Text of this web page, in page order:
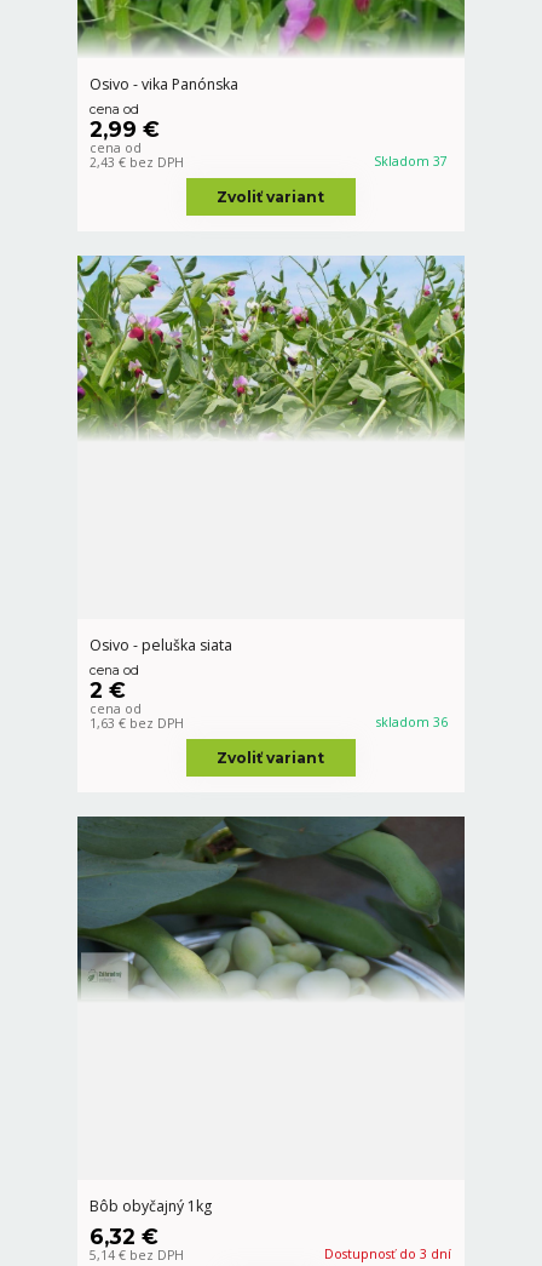
Osivo - vika Panónska
cena od
2,99 €
cena od
2,43 € bez DPH Skladom 37
Zvoliť variant
Osivo - peluška siata
cena od
2 €
cena od
1,63 € bez DPH skladom 36
Zvoliť variant
Bôb obyčajný 1kg
6,32 €
5,14 € bez DPH Dostupnosť do 3 dní